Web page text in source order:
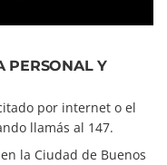
PERSONAL Y
por internet o el
llamás al 147.
la Ciudad de Buenos